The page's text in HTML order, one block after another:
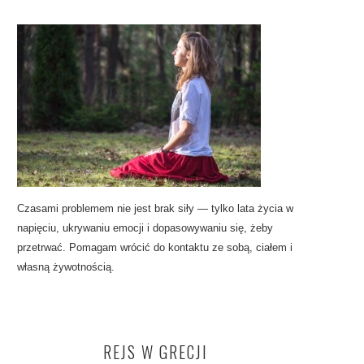
Czasami problemem nie jest brak siły — tylko lata życia w
napięciu, ukrywaniu emocji i dopasowywaniu się, żeby
przetrwać. Pomagam wrócić do kontaktu ze sobą, ciałem i
własną żywotnością.
REJS W GRECJI